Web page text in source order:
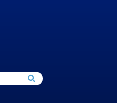
Search